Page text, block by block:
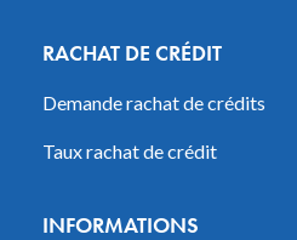
RACHAT DE CRÉDIT
Demande rachat de crédits
Taux rachat de crédit
INFORMATIONS